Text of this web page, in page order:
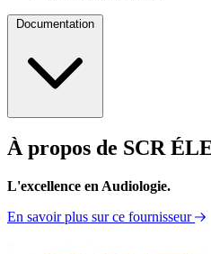
Documentation
Fiche technique
À propos de SCR
L'excellence en Audiologie.
En savoir plus sur ce fournisseur